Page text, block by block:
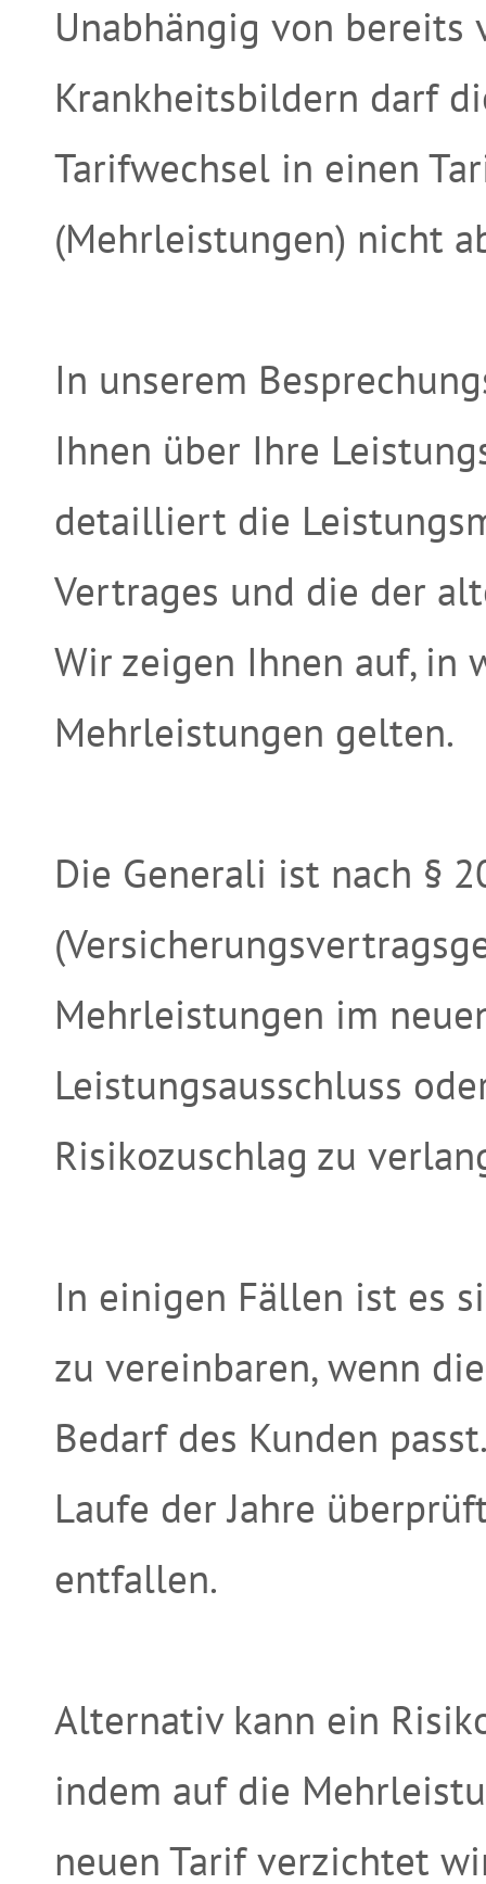
Unabhängig von bereits
Krankheitsbildern darf
Tarifwechsel in einen
(Mehrleistungen) nicht
In unserem
Ihnen über Ihre
detailliert die
Vertrages und die der
Wir zeigen Ihnen auf, in
Mehrleistungen gelten.
Die Generali ist nach §
Mehrleistungen im
Leistungsausschluss
Risikozuschlag zu
In einigen Fällen ist es
zu vereinbaren, wenn
Bedarf des Kunden
Laufe der Jahre
entfallen.
Alternativ kann ein
indem auf die
neuen Tarif verzichtet